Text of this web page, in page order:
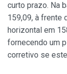
curto prazo. Na
159,09, à frente
horizontal em
fornecendo um
corretivo se